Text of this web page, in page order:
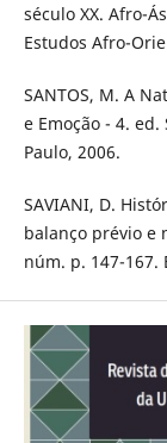
século XX. Afro-
Estudos Afro-
SANTOS, M. A
e Emoção - 4.
Paulo, 2006.
SAVIANI, D.
balanço prévio e
núm. p. 147-167.